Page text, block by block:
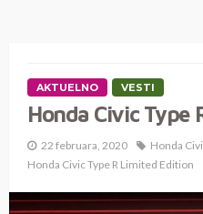
AKTUELNO VESTI
Honda Civic Type
22 februara, 2020 Honda
Honda Civic Type R Limited Edition